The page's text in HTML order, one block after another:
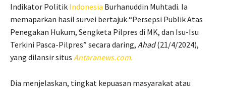
Indikator Politik Indonesia Burhanuddin Muhtadi. Ia
memaparkan hasil survei bertajuk “Persepsi Publik Atas
Penegakan Hukum, Sengketa Pilpres di MK, dan Isu-Isu
Terkini Pasca-Pilpres” secara daring, Ahad(21/4/2024),
yang dilansir situs Antaranews.com.
Dia menjelaskan, tingkat kepuasan masyarakat atau